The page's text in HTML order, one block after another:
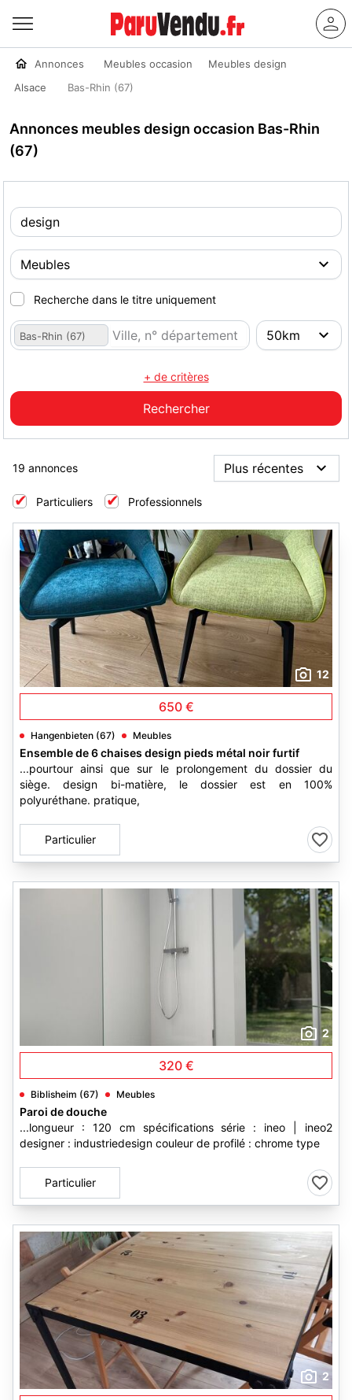
Annonces Meubles occasion
Meubles design
Alsace
Bas-Rhin (67)
Annonces meubles design occasion Bas-Rhin
(67)
Recherche dans le titre uniquement
Bas-Rhin (67)
+ de critères
19 annonces
Particuliers Professionnels
12
650 €
Hangenbieten (67) Meubles
Ensemble de 6 chaises design pieds métal noir furtif
...pourtour ainsi que sur le prolongement du dossier du
siège. design bi-matière, le dossier est en 100%
polyuréthane. pratique,
Particulier
2
320 €
Biblisheim (67) Meubles
Paroi de douche
...longueur : 120 cm spécifications série : ineo | ineo2
designer : industriedesign couleur de profilé : chrome type
Particulier
2